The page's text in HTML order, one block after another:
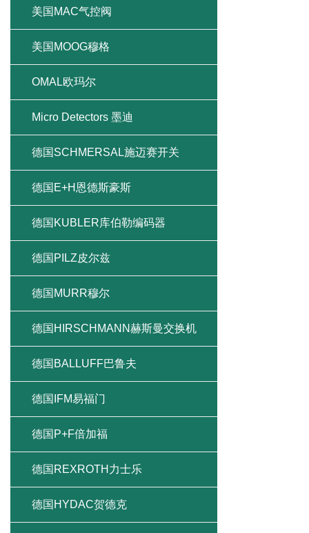
美国MAC气控阀
美国MOOG穆格
OMAL欧玛尔
Micro Detectors 墨迪
德国SCHMERSAL施迈赛开关
德国E+H恩德斯豪斯
德国KUBLER库伯勒编码器
德国PILZ皮尔兹
德国MURR穆尔
德国HIRSCHMANN赫斯曼交换机
德国BALLUFF巴鲁夫
德国IFM易福门
德国P+F倍加福
德国REXROTH力士乐
德国HYDAC贺德克